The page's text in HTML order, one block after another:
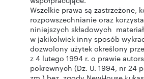
Wszelkie prawa są zastrzeżone,
rozpowszechnianie oraz
niniejszych składowych
w jakikolwiek inny sposób
dozwolony użytek określony
z 4 lutego 1994 r. o prawie
pokrewnych (Dz. U. 1994, nr 24